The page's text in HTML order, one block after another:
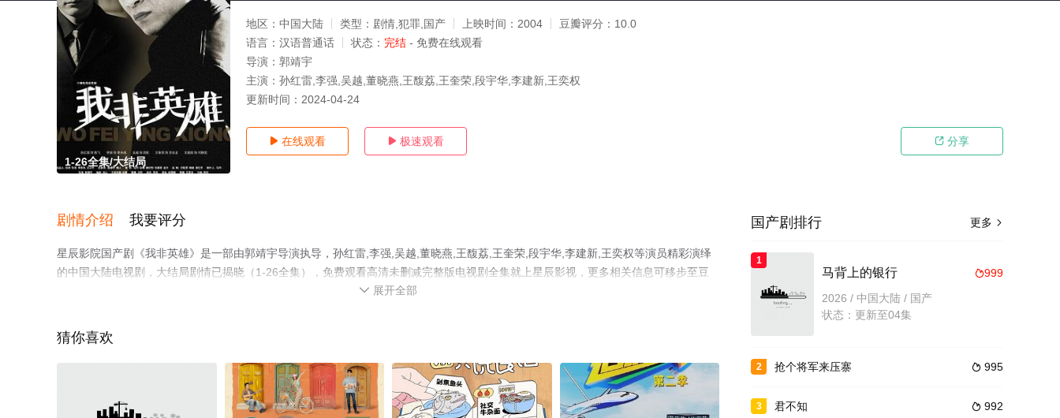
1-26全集/大结局
地区： 中国大陆 类型： 剧情,犯罪,国产 上映时间： 2004 豆瓣评分： 10.0
语言： 汉语普通话 状态： 完结 - 免费在线观看
导演： 郭靖宇
主演： 孙红雷,李强,吴越,董晓燕,王馥荔,王奎荣,段宇华,李建新,王奕权
更新时间： 2024-04-24
 在线观看  极速观看  分享
剧情介绍 我要评分
星辰影院国产剧《我非英雄》是一部由郭靖宇导演执导，孙红雷,李强,吴越,董晓燕,王馥荔,王奎荣,段宇华,李建新,王奕权等演员精彩演绎
的中国大陆电视剧，大结局剧情已揭晓（1-26全集），免费观看高清未删减完整版电视剧全集就上星辰影视，更多相关信息可移步至豆
 展开全部
猜你喜欢
更多 
国产剧排行
1
999
马背上的银行
2026 / 中国大陆 / 国产
状态：更新至04集
2  995
抢个将军来压寨
3  992
君不知